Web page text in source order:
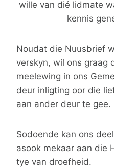
wille van dié lidmate
kennis
Noudat die Nuusbrief
verskyn, wil ons graag
meelewing in ons
deur inligting oor die
aan ander deur te gee.
Sodoende kan ons
asook mekaar aan die
tye van droefheid.